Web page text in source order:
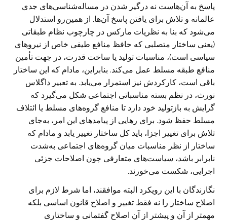
پاسخ به آن‌هاست نه درگیر شدن در مساله‌شناسی‌های جدی
عالمانه و تلاش برای یافتن پاسخ آ‌ن‌ها. از همین‌رو استدلال
می‌شود که بنا به نظریات مارکس در چارچوب نظام طبقاتی
(یعنی ساختار متصلبی که حافظ منافع طیفی خاص از نیروهای
سیاسی است)، مناسبات تولید یا ساخت قدرت، در جهت تأمین
منافع طبقه‌ مسلط عمل می‌کند. بنابراین، مادام که این ساختار
باقی است، کارکردش نیز استمرار می‌یابد. به تعبیر داگلاس
نورث، در نظم بسته مناسباتی اجتماعی شکل می‌گیرد که
گرایش به بازتولید خود دارد تا منافع گروه‌های مسلط یا ائتلاف
مسلط حفظ شود. برای رهایی از پیامدهای این امر، به‌جای
تلاش برای تغییر اجزا، باید کل ساختار تغییر یابد و مادام که
ساختار از نظر مناسبات میان گروه‌های اجتماعی به‌شدت
نابرابر باشد، سیاست‌های متعارفی چون اصلاحات جزئی
اجرایی، شکست می‌خورند.
نگارندگان با این رویکرد البته موافقند، اما شرط لازم برای
اصلاح ساختار را نه فقط تغییر و اصلاح قانون اساسی بلکه
مهمتر از آن و پیشتر از آن اصلاح گفتمانی و ساختاری